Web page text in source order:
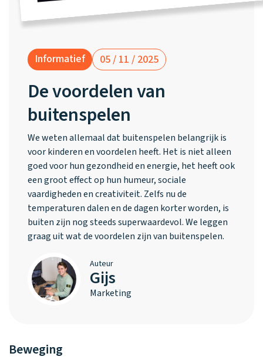
Informatief 05 / 11 / 2025
De voordelen van
buitenspelen
We weten allemaal dat buitenspelen belangrijk is
voor kinderen en voordelen heeft. Het is niet alleen
goed voor hun gezondheid en energie, het heeft ook
een groot effect op hun humeur, sociale
vaardigheden en creativiteit. Zelfs nu de
temperaturen dalen en de dagen korter worden, is
buiten zijn nog steeds superwaardevol. We leggen
graag uit wat de voordelen zijn van buitenspelen.
Auteur
Gijs
Marketing
Beweging